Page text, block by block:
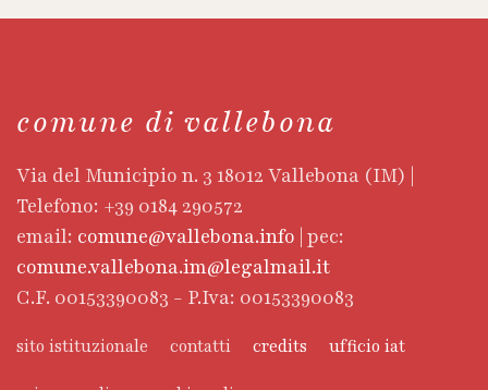
comune di vallebona
Via del Municipio n. 3 18012 Vallebona (IM) |
Telefono: +39 0184 290572
email: comune@vallebona.info | pec:
comune.vallebona.im@legalmail.it
C.F. 00153390083 - P.Iva: 00153390083
sito istituzionale contatti credits ufficio iat